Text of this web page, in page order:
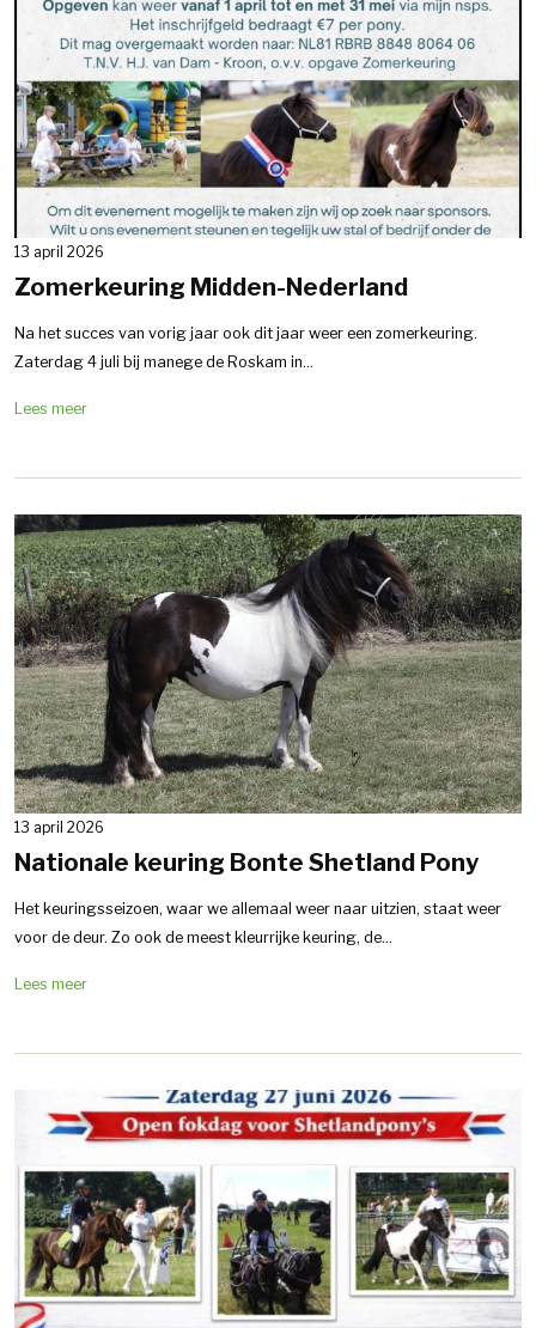
13 april 2026
Zomerkeuring Midden-Nederland
Na het succes van vorig jaar ook dit jaar weer een zomerkeuring.
Zaterdag 4 juli bij manege de Roskam in...
Lees meer
13 april 2026
Nationale keuring Bonte Shetland Pony
Het keuringsseizoen, waar we allemaal weer naar uitzien, staat weer
voor de deur. Zo ook de meest kleurrijke keuring, de...
Lees meer